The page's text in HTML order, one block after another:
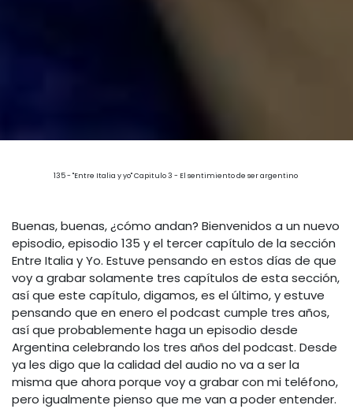
135 - "Entre Italia y yo" Capitulo 3 - El sentimiento de ser argentino
Buenas, buenas, ¿cómo andan? Bienvenidos a un nuevo
episodio, episodio 135 y el tercer capítulo de la sección
Entre Italia y Yo. Estuve pensando en estos días de que
voy a grabar solamente tres capítulos de esta sección,
así que este capítulo, digamos, es el último, y estuve
pensando que en enero el podcast cumple tres años,
así que probablemente haga un episodio desde
Argentina celebrando los tres años del podcast. Desde
ya les digo que la calidad del audio no va a ser la
misma que ahora porque voy a grabar con mi teléfono,
pero igualmente pienso que me van a poder entender.